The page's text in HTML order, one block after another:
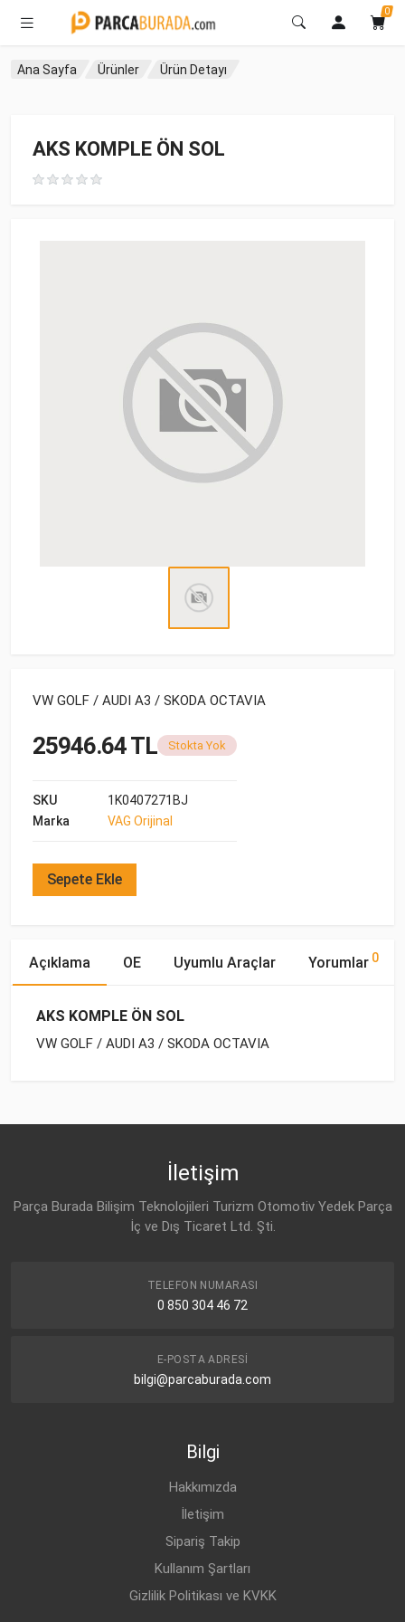
0
Ana Sayfa Ürünler Ürün Detayı
AKS KOMPLE ÖN SOL
VW GOLF / AUDI A3 / SKODA OCTAVIA
25946.64 TL Stokta Yok
SKU
1K0407271BJ
Marka
VAG Orijinal
Sepete Ekle
Açıklama OE Uyumlu Araçlar Yorumlar 0
AKS KOMPLE ÖN SOL
VW GOLF / AUDI A3 / SKODA OCTAVIA
İletişim
Parça Burada Bilişim Teknolojileri Turizm Otomotiv Yedek Parça
İç ve Dış Ticaret Ltd. Şti.
TELEFON NUMARASI
0 850 304 46 72
E-POSTA ADRESI
bilgi@parcaburada.com
Bilgi
Hakkımızda
İletişim
Sipariş Takip
Kullanım Şartları
Gizlilik Politikası ve KVKK